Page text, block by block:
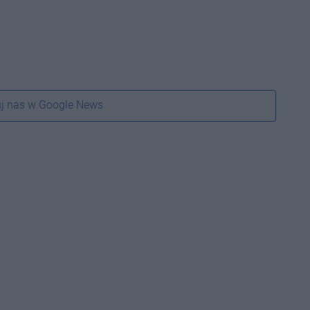
nas w Google News